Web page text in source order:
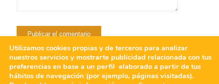
Utilizamos cookies propias y de terceros para analizar
nuestros servicios y mostrarte publicidad relacionada con tus
preferencias en base a un perfil elaborado a partir de tus
hábitos de navegación (por ejemplo, páginas visitadas).